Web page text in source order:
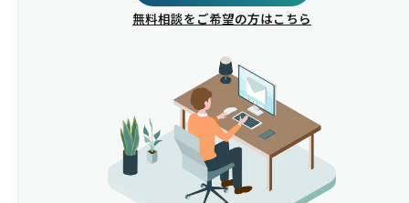
無料相談をご希望の方はこちら